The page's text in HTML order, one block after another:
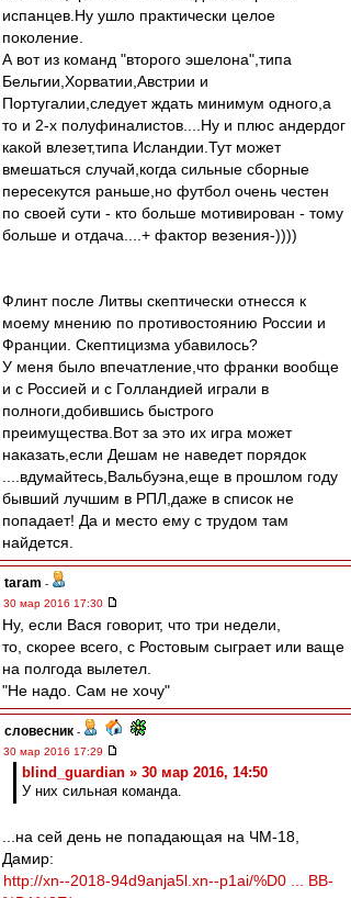
испанцев.Ну ушло практически целое
поколение.
А вот из команд "второго эшелона",типа
Бельгии,Хорватии,Австрии и
Португалии,следует ждать минимум одного,а
то и 2-х полуфиналистов....Ну и плюс андердог
какой влезет,типа Исландии.Тут может
вмешаться случай,когда сильные сборные
пересекутся раньше,но футбол очень честен
по своей сути - кто больше мотивирован - тому
больше и отдача....+ фактор везения-))))
Флинт после Литвы скептически отнесся к
моему мнению по противостоянию России и
Франции. Скептицизма убавилось?
У меня было впечатление,что франки вообще
и с Россией и с Голландией играли в
полноги,добившись быстрого
преимущества.Вот за это их игра может
наказать,если Дешам не наведет порядок
....вдумайтесь,Вальбуэна,еще в прошлом году
бывший лучшим в РПЛ,даже в список не
попадает! Да и место ему с трудом там
найдется.
taram -
30 мар 2016 17:30
Ну, если Вася говорит, что три недели,
то, скорее всего, с Ростовым сыграет или ваще
на полгода вылетел.
"Не надо. Сам не хочу"
словесник -
30 мар 2016 17:29
blind_guardian » 30 мар 2016, 14:50
У них сильная команда.
...на сей день не попадающая на ЧМ-18,
Дамир:
http://xn--2018-94d9anja5l.xn--p1ai/%D0 ... BB-